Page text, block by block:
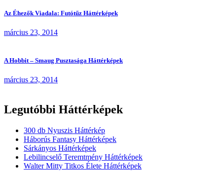
Az Éhezők Viadala: Futótűz Háttérképek
március 23, 2014
A Hobbit – Smaug Pusztasága Háttérképek
március 23, 2014
Legutóbbi Háttérképek
300 db Nyuszis Háttérkép
Háborús Fantasy Háttérképek
Sárkányos Háttérképek
Lebilincselő Teremtmény Háttérképek
Walter Mitty Titkos Élete Háttérképek